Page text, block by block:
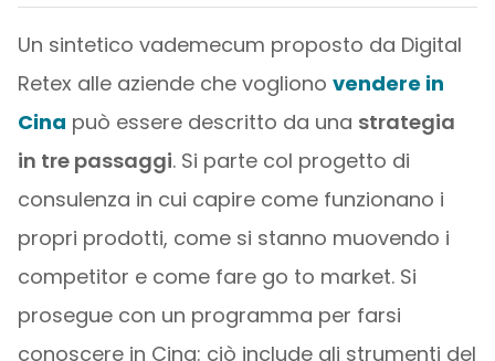
Un sintetico vademecum proposto da Digital
Retex alle aziende che vogliono vendere in
Cina può essere descritto da una strategia
in tre passaggi. Si parte col progetto di
consulenza in cui capire come funzionano i
propri prodotti, come si stanno muovendo i
competitor e come fare go to market. Si
prosegue con un programma per farsi
conoscere in Cina: ciò include gli strumenti del